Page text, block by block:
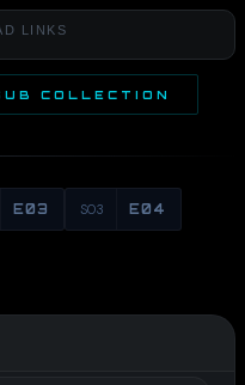
LINKS
COLLECTION
E03 S03 E04